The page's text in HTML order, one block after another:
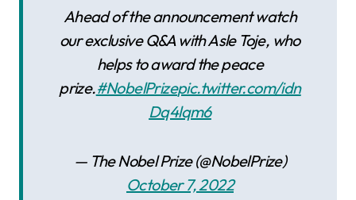
Ahead of the announcement watch
our exclusive Q&A with Asle Toje, who
helps to award the peace
prize.#NobelPrizepic.twitter.com/idn
Dq4lqm6
— The Nobel Prize (@NobelPrize)
October 7, 2022